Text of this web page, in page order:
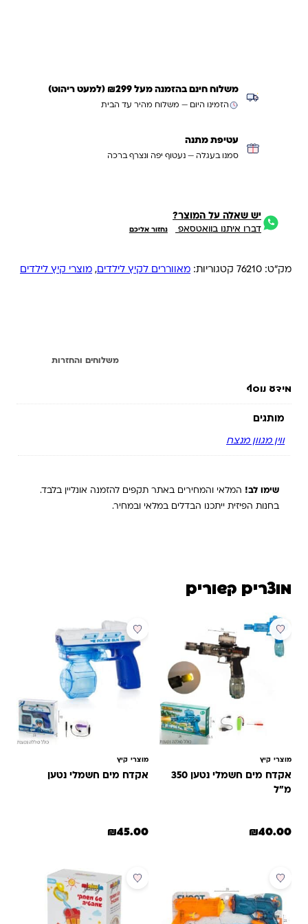
משלוח חינם בהזמנה מעל ₪299 (למעט ריהוט)
הזמינו היום — משלוח מהיר עד הבית
עטיפת מתנה
סמנו בעגלה — נעטוף יפה ונצרף ברכה
יש שאלה על המוצר?
דברו איתנו בוואטסאפ נחזור אליכם
מק"ט:76210 קטגוריות:מאווררים לקיץ לילדים,מוצרי קיץ לילדים
משלוחים והחזרות
מידע נוסף
מותגים
ווין מגוון מנצח
שימו לב!המלאי והמחירים באתר תקפים להזמנה אונליין בלבד.
בחנות הפיזית ייתכנו הבדלים במלאי ובמחיר.
מוצרים קשורים
מוצרי קיץ
אקדח מים חשמלי נטען 350
מ"ל
₪40.00
מוצרי קיץ
אקדח מים חשמלי נטען
₪45.00